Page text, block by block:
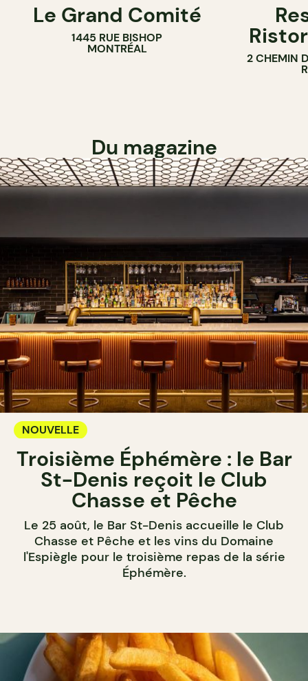
Le Grand Comité
1445 RUE BISHOP
MONTRÉAL
2 CHEMIN
Du magazine
NOUVELLE
Troisième Éphémère : le Bar
St-Denis reçoit le Club
Chasse et Pêche
Le 25 août, le Bar St-Denis accueille le Club
Chasse et Pêche et les vins du Domaine
l'Espiègle pour le troisième repas de la série
Éphémère.